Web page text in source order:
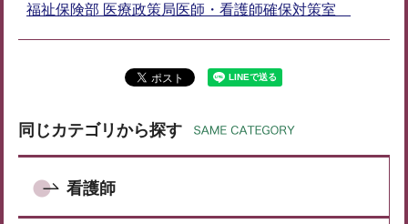
福祉保険部 医療政策局医師・看護師確保対策室
同じカテゴリから探す
看護師